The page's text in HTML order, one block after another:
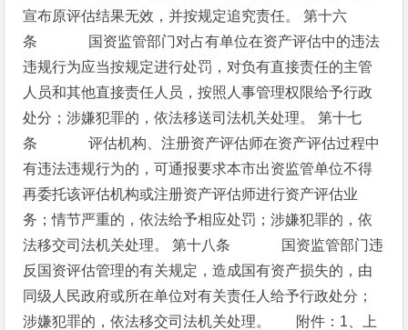
宣布原评估结果无效，并按规定追究责任。
第十六
条 国资监管部门对占有单位在资产评估中的违法
违规行为应当按规定进行处罚，对负有直接责任的主管
人员和其他直接责任人员，按照人事管理权限给予行政
处分；涉嫌犯罪的，依法移送司法机关处理。
第十七
条 评估机构、注册资产评估师在资产评估过程中
有违法违规行为的，可通报要求本市出资监管单位不得
再委托该评估机构或注册资产评估师进行资产评估业
务；情节严重的，依法给予相应处罚；涉嫌犯罪的，依
法移交司法机关处理。
第十八条 国资监管部门违
反国资评估管理的有关规定，造成国有资产损失的，由
同级人民政府或所在单位对有关责任人给予行政处分；
涉嫌犯罪的，依法移交司法机关处理。
附件：1、上